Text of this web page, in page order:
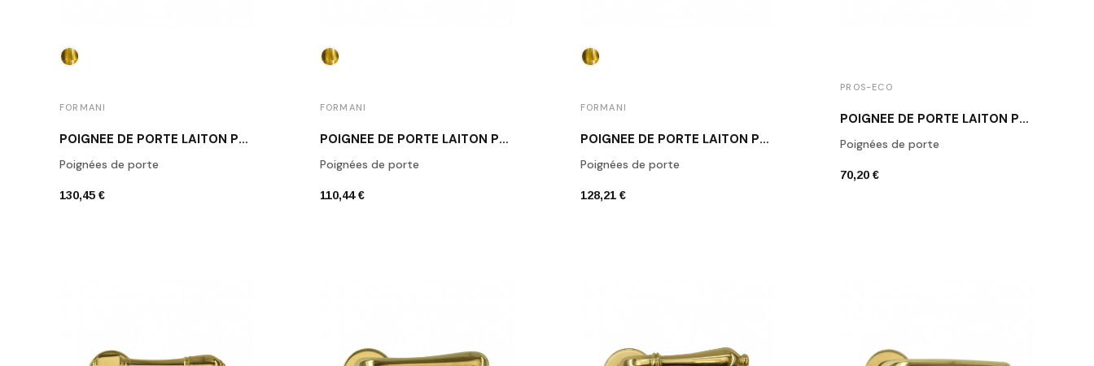
FORMANI
POIGNÉE DE PORTE LAITON POLI FORMANI 1923 OL
Poignées de porte
130,45 €
FORMANI
POIGNÉE DE PORTE LAITON POLI FORMANI 1925 OL
Poignées de porte
110,44 €
FORMANI
POIGNÉE DE PORTE LAITON POLI FORMANI 1927 OL
Poignées de porte
128,21 €
PROS-ECO
POIGNÉE DE PORTE LAITON POLI VERNI MUST ROUND 14 OL
Poignées de porte
70,20 €